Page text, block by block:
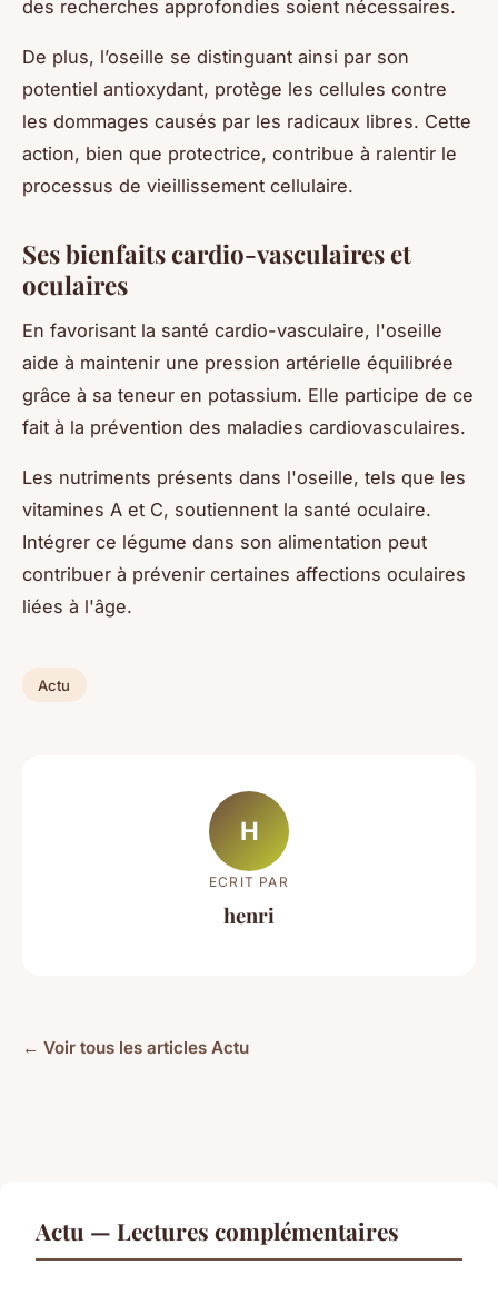
des recherches approfondies soient nécessaires.
De plus, l’oseille se distinguant ainsi par son
potentiel antioxydant, protège les cellules contre
les dommages causés par les radicaux libres. Cette
action, bien que protectrice, contribue à ralentir le
processus de vieillissement cellulaire.
Ses bienfaits cardio-vasculaires et
oculaires
En favorisant la santé cardio-vasculaire, l'oseille
aide à maintenir une pression artérielle équilibrée
grâce à sa teneur en potassium. Elle participe de ce
fait à la prévention des maladies cardiovasculaires.
Les nutriments présents dans l'oseille, tels que les
vitamines A et C, soutiennent la santé oculaire.
Intégrer ce légume dans son alimentation peut
contribuer à prévenir certaines affections oculaires
liées à l'âge.
Actu
H
ECRIT PAR
henri
← Voir tous les articles Actu
Actu — Lectures complémentaires